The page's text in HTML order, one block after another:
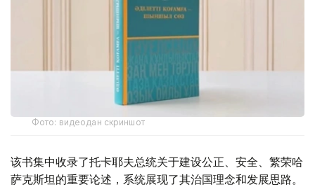
Фото: видеодан скриншот
该书集中收录了托卡耶夫总统关于建设公正、安全、繁荣哈
萨克斯坦的重要论述，系统展现了其治国理念和发展思路。